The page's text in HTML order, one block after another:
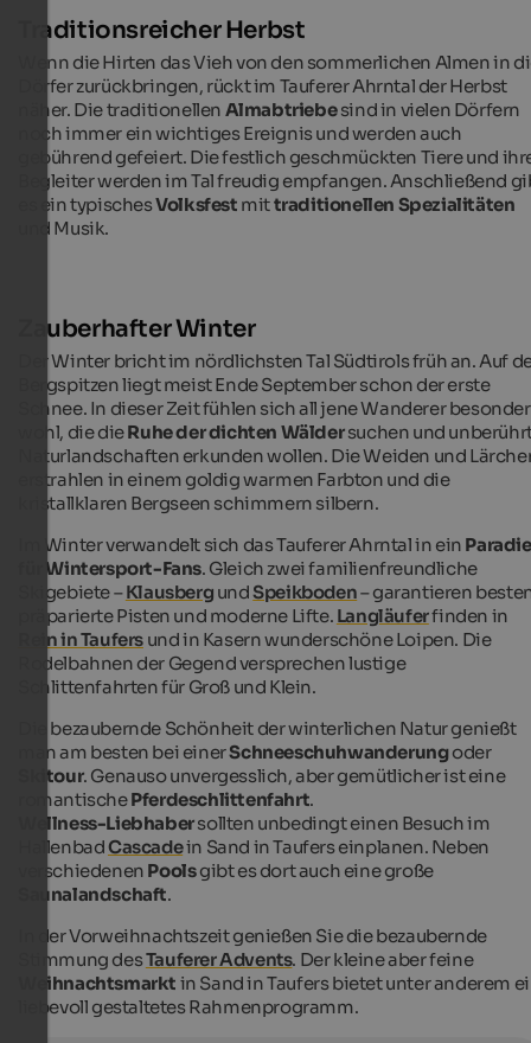
Traditionsreicher Herbst
Wenn die Hirten das Vieh von den sommerlichen Almen in
Dörfer zurückbringen, rückt im Tauferer Ahrntal der Herbst
näher. Die traditionellen Almabtriebesind in vielen Dörfern
noch immer ein wichtiges Ereignis und werden auch
gebührend gefeiert. Die festlich geschmückten Tiere und
Begleiter werden im Tal freudig empfangen. Anschließend
es ein typischesVolksfest mittraditionellen Spezialitäten
und Musik.
Zauberhafter Winter
Der Winter bricht im nördlichsten Tal Südtirols früh an. Auf
Bergspitzen liegt meist Ende September schon der erste
Schnee. In dieser Zeit fühlen sich all jene Wanderer
wohl, die dieRuhe der dichten Wäldersuchen und
Naturlandschaften erkunden wollen. Die Weiden und
erstrahlen in einem goldig warmen Farbton und die
kristallklaren Bergseen schimmern silbern.
Im Winter verwandelt sich das Tauferer Ahrntal in ein
für Wintersport-Fans. Gleich zwei familienfreundliche
Skigebiete –Klausberg undSpeikboden– garantieren
präparierte Pisten und moderne Lifte. Langläuferfinden in
Rein in Taufers und in Kasern wunderschöne Loipen. Die
Rodelbahnen der Gegend versprechen lustige
Schlittenfahrten für Groß und Klein.
Die bezaubernde Schönheit der winterlichen Natur genießt
man am besten bei einerSchneeschuhwanderungoder
Skitour. Genauso unvergesslich, aber gemütlicher ist eine
romantischePferdeschlittenfahrt.
Wellness-Liebhabersollten unbedingt einen Besuch im
HallenbadCascadein Sand in Taufers einplanen. Neben
verschiedenen Poolsgibt es dort auch eine große
Saunalandschaft.
In der Vorweihnachtszeit genießen Sie die bezaubernde
Stimmung desTauferer Advents. Der kleine aber feine
Weihnachtsmarkt in Sand in Taufers bietet unter anderem
liebevoll gestaltetes Rahmenprogramm.